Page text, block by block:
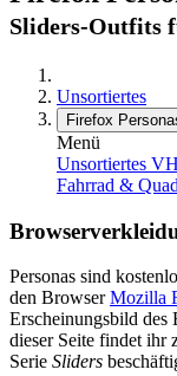
Sliders-Outfits
Unsortiertes
Firefox
Menü
Unsortiertes
Fahrrad & Quad
Personas sind
den BrowserMozilla
Erscheinungsbild
dieser Seite findet ihr
Serie Sliders